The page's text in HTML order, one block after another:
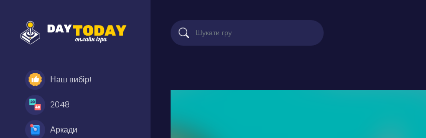
Наш вибір!
2048
Аркади